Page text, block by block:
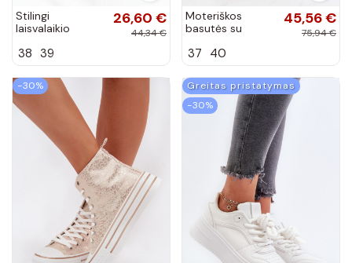
Stilingi
laisvalaikio
spalvos Born This
26,60 €
44,34 €
38 39
Moteriškos
basutės su
Star smėlio
45,56 €
75,94 €
37 40
−30%
Greitas pristatymas
−30%